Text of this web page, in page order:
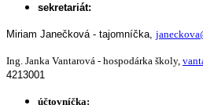
sekretariát:
Miriam Janečková - tajomníčka,
Ing. Janka Vantarová - hospodárka školy,
4213001
účtovníčka: